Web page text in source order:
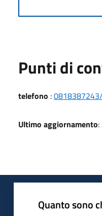
Punti di
telefono :
Ultimo aggiornamento
Quanto sono